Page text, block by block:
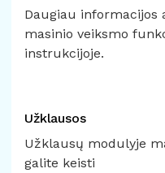
Daugiau informacijos
masinio veiksmo
instrukcijoje.
Užklausos
Užklausų modulyje
galite keisti